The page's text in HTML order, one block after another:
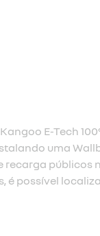
E-Tech
uma
públicos
é possível